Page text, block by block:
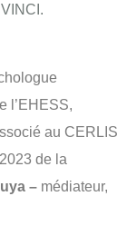
l’EHESS,
au CERLIS
de la
– médiateur,